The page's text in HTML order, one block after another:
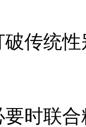
传统
时联